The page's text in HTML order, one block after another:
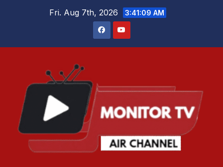
Fri. Aug 7th, 2026 3:41:09 AM